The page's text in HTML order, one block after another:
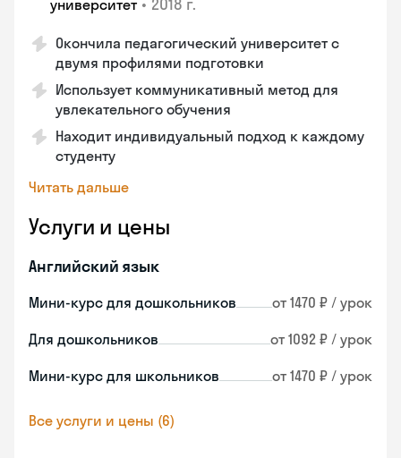
университет
Окончила педагогический университет с
двумя профилями подготовки
Использует коммуникативный метод для
увлекательного обучения
Находит индивидуальный подход к каждому
студенту
Читать дальше
Услуги и цены
Английский язык
Мини-курс для дошкольников от 1470 ₽ / урок
Для дошкольников от 1092 ₽ / урок
Мини-курс для школьников от 1470 ₽ / урок
Все услуги и цены (6)